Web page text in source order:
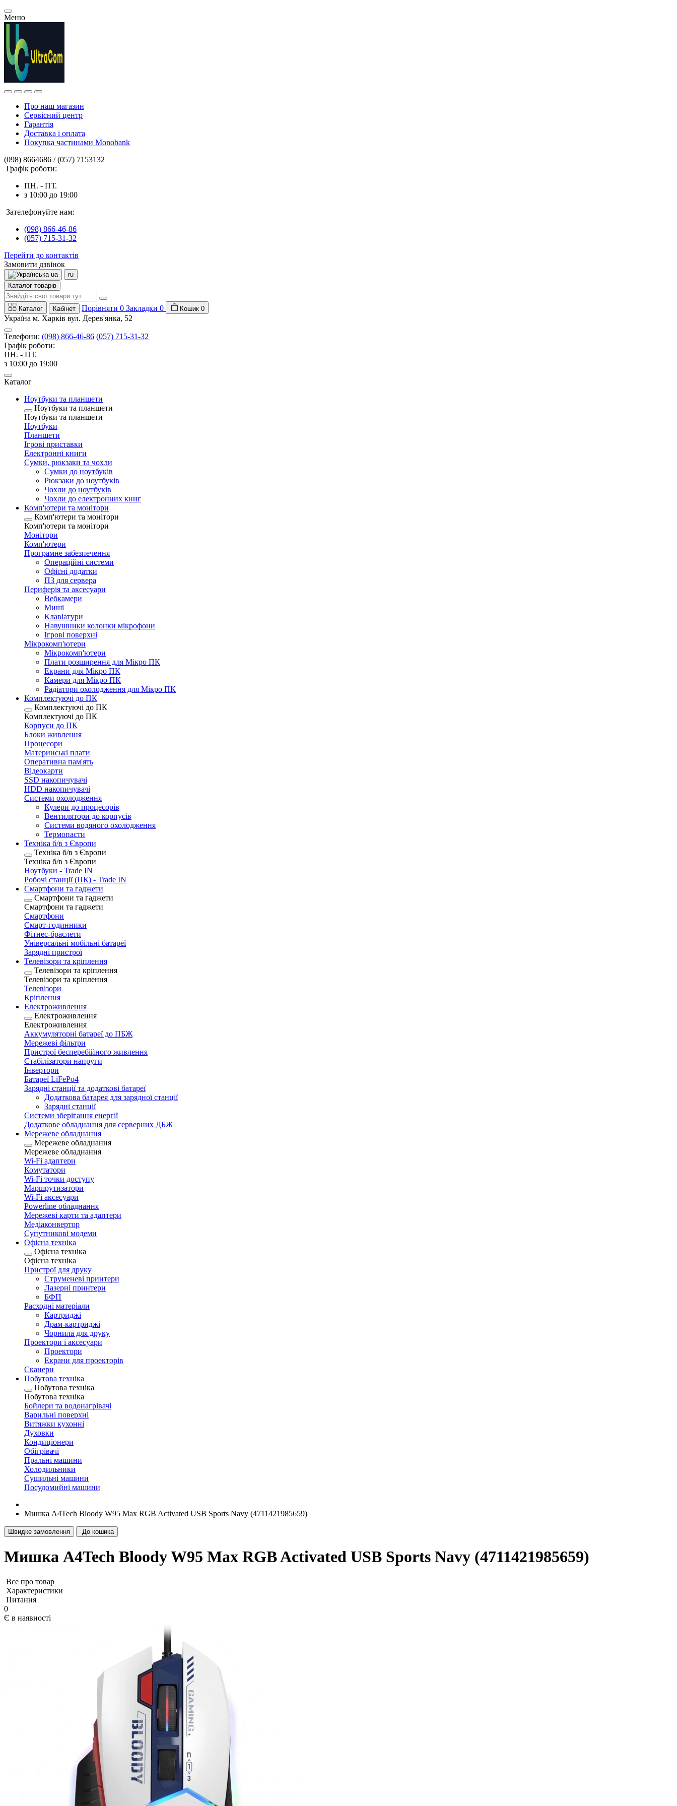
Меню
Про наш магазин
Сервісний центр
Гарантія
Доставка і оплата
Покупка частинами Monobank
(098) 8664686 / (057) 7153132
Графік роботи:
ПН. - ПТ.
з 10:00 до 19:00
Зателефонуйте нам:
(098) 866-46-86
(057) 715-31-32
Перейти до контактів
Замовити дзвінок
ua
ru
Каталог товарів
Каталог Кабінет Порівняти 0 Закладки 0 Кошик 0
Україна м. Харків вул. Дерев'янка, 52
Телефони: (098) 866-46-86 (057) 715-31-32
Графік роботи:
ПН. - ПТ.
з 10:00 до 19:00
Каталог
Ноутбуки та планшети
Ноутбуки та планшети
Ноутбуки та планшети
Ноутбуки
Планшети
Ігрові приставки
Електронні книги
Сумки, рюкзаки та чохли
Сумки до ноутбуків
Рюкзаки до ноутбуків
Чохли до ноутбуків
Чохли до електронних книг
Комп'ютери та монітори
Комп'ютери та монітори
Комп'ютери та монітори
Монітори
Комп'ютери
Програмне забезпечення
Операційні системи
Офісні додатки
ПЗ для сервера
Периферія та аксесуари
Вебкамери
Миші
Клавіатури
Навушники колонки мікрофони
Ігрові поверхні
Мікрокомп'ютери
Мікрокомп'ютери
Плати розширення для Мікро ПК
Екрани для Мікро ПК
Камери для Мікро ПК
Радіатори охолодження для Мікро ПК
Комплектуючі до ПК
Комплектуючі до ПК
Комплектуючі до ПК
Корпуси до ПК
Блоки живлення
Процесори
Материнські плати
Оперативна пам'ять
Відеокарти
SSD накопичувачі
HDD накопичувачі
Системи охолодження
Кулери до процесорів
Вентилятори до корпусів
Системи водяного охолодження
Термопасти
Техніка б/в з Європи
Техніка б/в з Європи
Техніка б/в з Європи
Ноутбуки - Trade IN
Робочі станції (ПК) - Trade IN
Смартфони та гаджети
Смартфони та гаджети
Смартфони та гаджети
Смартфони
Смарт-годинники
Фітнес-браслети
Універсальні мобільні батареї
Зарядні пристрої
Телевізори та кріплення
Телевізори та кріплення
Телевізори та кріплення
Телевізори
Кріплення
Електроживлення
Електроживлення
Електроживлення
Аккумуляторні батареї до ПБЖ
Мережеві фільтри
Пристрої бесперебійного живлення
Стабілізатори напруги
Інвертори
Батареї LiFePo4
Зарядні станції та додаткові батареї
Додаткова батарея для зарядної станції
Зарядні станції
Системи зберігання енергії
Додаткове обладнання для серверних ДБЖ
Мережеве обладнання
Мережеве обладнання
Мережеве обладнання
Wi-Fi адаптери
Комутатори
Wi-Fi точки доступу
Маршрутизатори
Wi-Fi аксесуари
Рowerline обладнання
Мережеві карти та адаптери
Медіаконвертор
Супутникові модеми
Офісна техніка
Офісна техніка
Офісна техніка
Пристрої для друку
Струменеві принтери
Лазерні принтери
БФП
Расходні матеріали
Картриджі
Драм-картриджі
Чорнила для друку
Проектори і аксесуари
Проектори
Екрани для проекторів
Сканери
Побутова техніка
Побутова техніка
Побутова техніка
Бойлери та водонагрівачі
Варильні поверхні
Витяжки кухонні
Духовки
Кондиціонери
Обігрівачі
Пральні машини
Холодильники
Сушильні машини
Посудомийні машини
Мишка A4Tech Bloody W95 Max RGB Activated USB Sports Navy (4711421985659)
Швидке замовлення До кошика
Мишка A4Tech Bloody W95 Max RGB Activated USB Sports Navy (4711421985659)
Все про товар
Характеристики
Питання
0
Є в наявності